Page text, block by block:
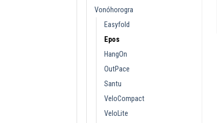
Vonóhorogra
Easyfold
Epos
HangOn
OutPace
Santu
VeloCompact
VeloLite